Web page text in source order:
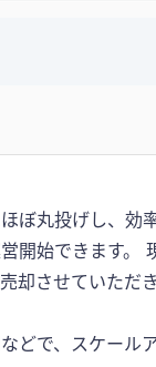
ぼ丸投げし、効
開始できます。
却させていただき
どで、スケール